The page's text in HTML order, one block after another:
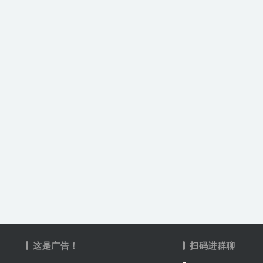
这是广告！ 扫码进群聊